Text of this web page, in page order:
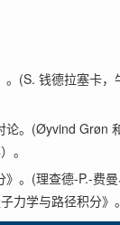
。(S. 钱德拉塞卡
论。(Øyvind Grøn
。
》。(理查德-P.-费
力学与路径积分》。